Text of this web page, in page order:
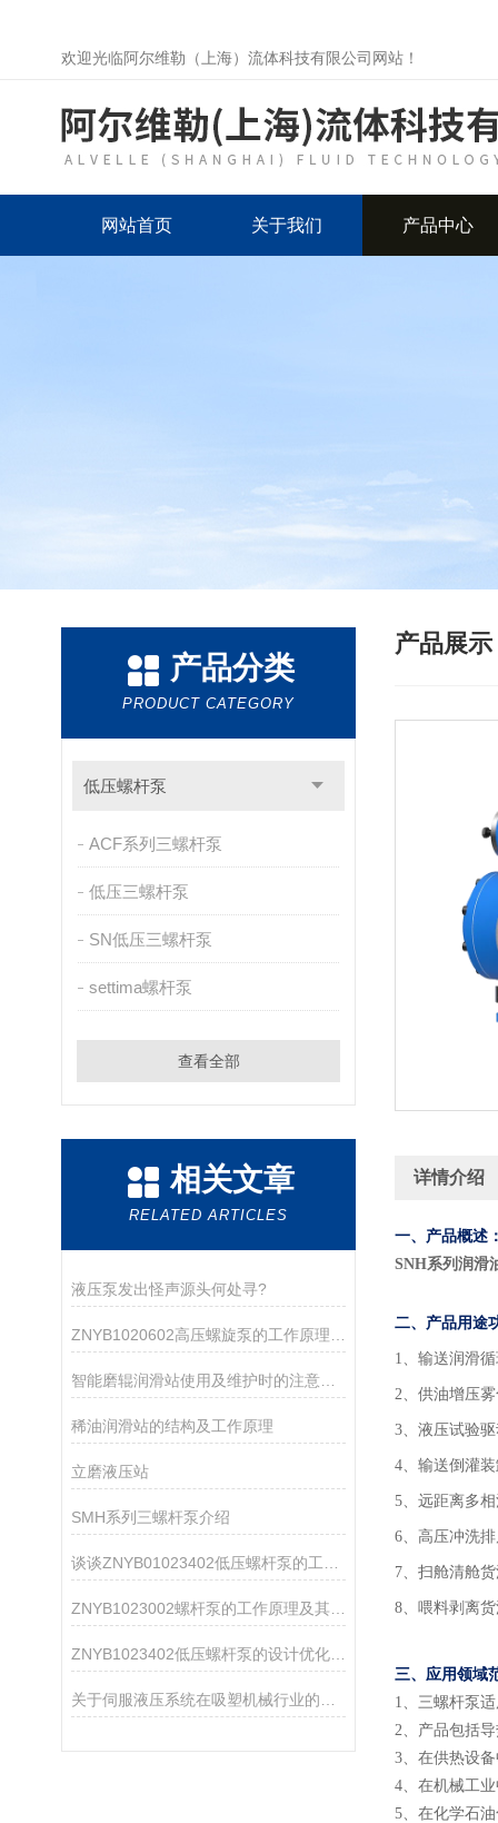
欢迎光临阿尔维勒（上海）流体科技有限公司网站！
网站首页 关于我们 产品中心
产品分类
PRODUCT CATEGORY
低压螺杆泵
ACF系列三螺杆泵
低压三螺杆泵
SN低压三螺杆泵
settima螺杆泵
查看全部
相关文章
RELATED ARTICLES
液压泵发出怪声源头何处寻?
智能磨辊润滑站使用及维护时的注意事项介绍
稀油润滑站的结构及工作原理
立磨液压站
SMH系列三螺杆泵介绍
ZNYB1023402低压螺杆泵的设计优化与改进
产品展示
详情介绍
一、产品概述
SNH系列润滑
二、产品用途
1、输送润滑
2、供油增压
3、液压试验
4、输送倒灌
5、远距离多
6、高压冲洗
7、扫舱清舱
8、喂料剥离
三、应用领域
1、 三螺杆泵
2、 产品包括
3、 在供热设
4、 在机械工
5、 在化学石